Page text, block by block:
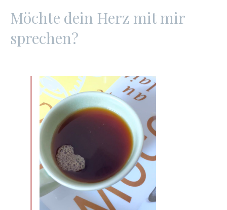
Möchte dein Herz mit mir
sprechen?